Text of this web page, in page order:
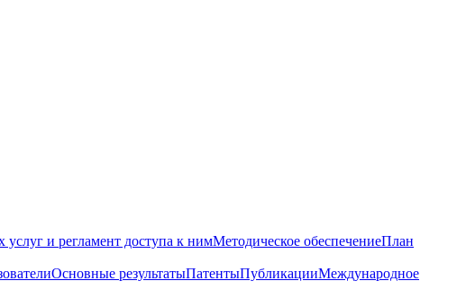
услуг и регламент доступа к нимМетодическое обеспечениеПлан
Основные результатыПатентыПубликацииМеждународное